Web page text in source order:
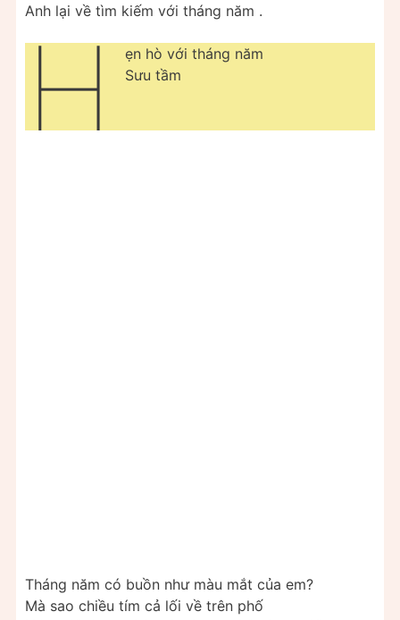
Anh lại về tìm kiếm với tháng năm .
H
ẹn hò với tháng năm
Sưu tầm
Tháng năm có buồn như màu mắt của em?
Mà sao chiều tím cả lối về trên phố